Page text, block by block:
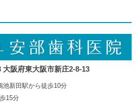
大阪府東大阪市新庄2-8-13
池新田駅から徒歩10分
15分